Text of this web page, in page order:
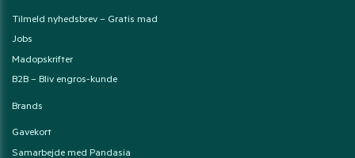
Tilmeld nyhedsbrev – Gratis mad
Jobs
Madopskrifter
B2B – Bliv engros-kunde
Brands
Gavekort
Samarbejde med Pandasia